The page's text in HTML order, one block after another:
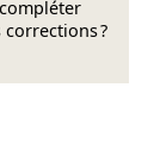
?
BlueskyFacebook